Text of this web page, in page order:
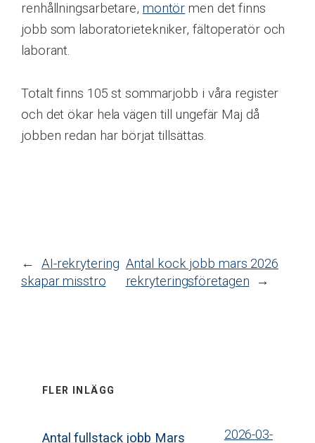
renhållningsarbetare, montör men det finns
jobb som laboratorietekniker, fältoperatör och
laborant.
Totalt finns 105 st sommarjobb i våra register
och det ökar hela vägen till ungefär Maj då
jobben redan har börjat tillsättas.
← AI-rekrytering
skapar misstro
Antal kock jobb mars 2026
rekryteringsföretagen →
FLER INLÄGG
Antal fullstack jobb Mars
2026-03-